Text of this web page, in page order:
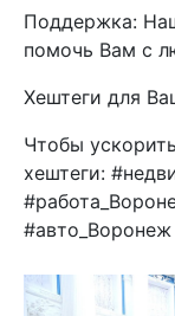
Поддержка:
помочь Вам с
Хештеги для
Чтобы
хештеги: